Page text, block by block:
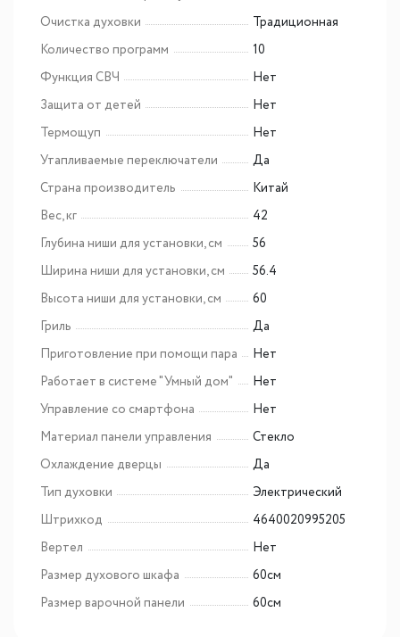
Очистка духовки
Традиционная
Количество программ
10
Функция СВЧ
Нет
Защита от детей
Нет
Термощуп
Нет
Утапливаемые переключатели
Да
Страна производитель
Китай
Вес, кг
42
Глубина ниши для установки, см
56
Ширина ниши для установки, см
56.4
Высота ниши для установки, см
60
Гриль
Да
Приготовление при помощи пара
Нет
Работает в системе "Умный дом"
Нет
Управление со смартфона
Нет
Материал панели управления
Стекло
Охлаждение дверцы
Да
Тип духовки
Электрический
Штрихкод
4640020995205
Вертел
Нет
Размер духового шкафа
60см
Размер варочной панели
60см